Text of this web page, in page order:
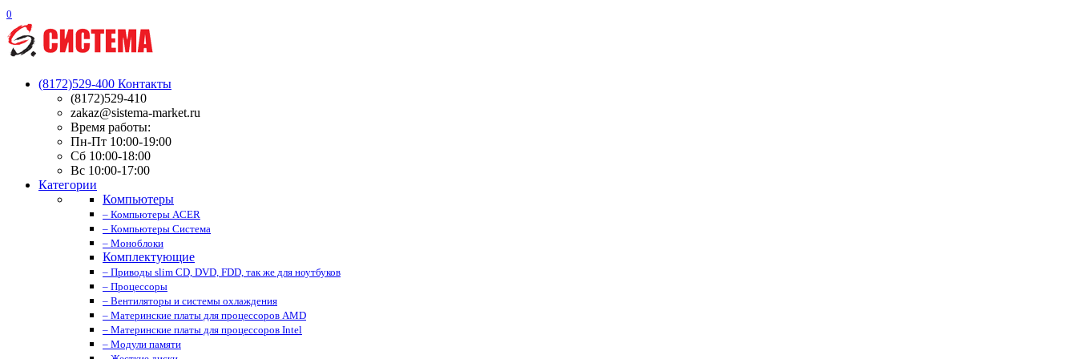
0
(8172)529-400 Контакты
(8172)529-410
zakaz@sistema-market.ru
Время работы:
Пн-Пт 10:00-19:00
Сб 10:00-18:00
Вс 10:00-17:00
Категории
Компьютеры
– Компьютеры ACER
– Компьютеры Система
– Моноблоки
Комплектующие
– Приводы slim CD, DVD, FDD, так же для ноутбуков
– Процессоры
– Вентиляторы и системы охлаждения
– Материнские платы для процессоров AMD
– Материнские платы для процессоров Intel
– Модули памяти